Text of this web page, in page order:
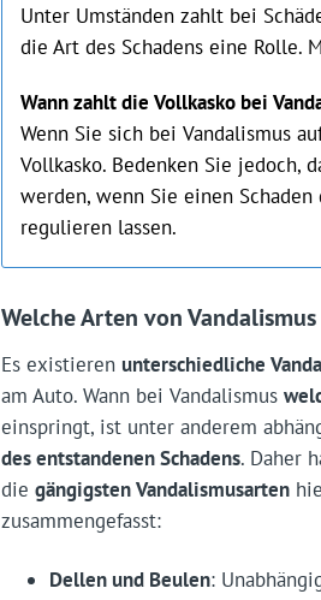
Unter Umständen zahlt bei
die Art des Schadens eine Rolle.
Wann zahlt die Vollkasko bei
Wenn Sie sich bei Vandalismus
Vollkasko. Bedenken Sie jedoch,
werden, wenn Sie einen
regulieren lassen.
Welche Arten von
Es existieren unterschiedliche
am Auto. Wann bei Vandalismus
einspringt, ist unter anderem
des entstandenen Schadens. Daher
die gängigsten Vandalismusarten
zusammengefasst:
Dellen und Beulen: